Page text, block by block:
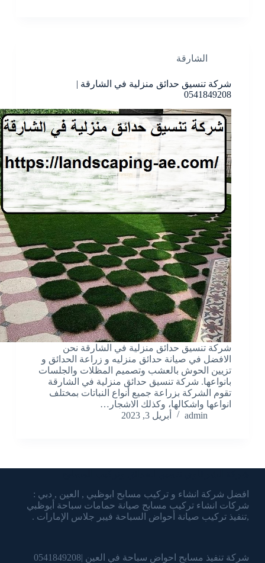
الشارقة
شركة تنسيق حدائق منزلية في الشارقة |
0541849208
شركة تنسيق حدائق منزلية في الشارقة نحن
الافضل في صيانة حدائق منزليه و زراعة الحدائق و
تزيين الحوش بالعشب وتصميم المظلات والجلسات
بانواعها. شركة تنسيق حدائق منزلية في الشارقة
تقوم الشركة بزراعة جميع أنواع النباتات بمختلف
انواعها واشكالها، وكذلك الاشجار…
admin
أبريل 3, 2023
افضل شركة انشاء و تركيب مسابح ابوظبي , العين , دبي :
شركات انشاء تركيب مسابح صيانة حمامات سباحة أبوظبي
,تنفيذ تركيب صيانة أحواض السباحة فيبر جلاس الإمارات .
شركة تنفيذ مسابح احواض سباحة في العين |0541849208